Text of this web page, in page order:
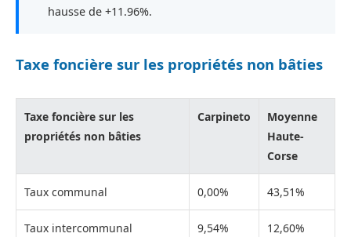
hausse de +11.96%.
Taxe foncière sur les propriétés non bâties
Taxe foncière sur les
propriétés non bâties
Carpineto
Moyenne
Haute-
Corse
Taux communal 0,00% 43,51%
Taux intercommunal 9,54% 12,60%